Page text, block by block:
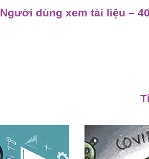
Người dùng xem tài liệu –